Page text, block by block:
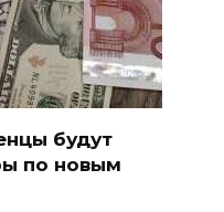
будут
по новым